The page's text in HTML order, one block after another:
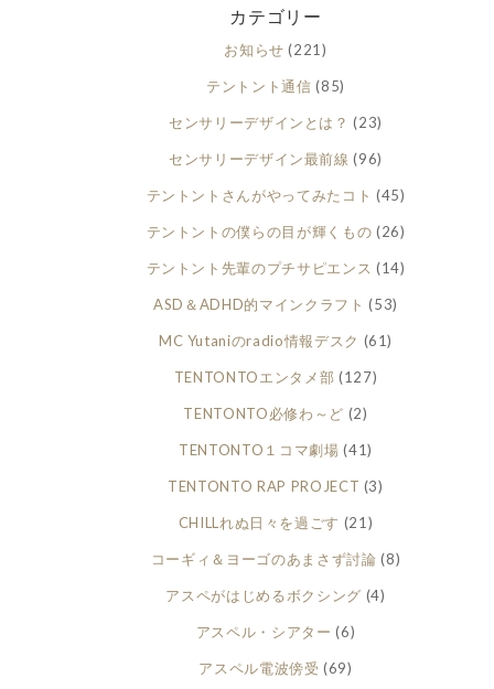
カテゴリー
お知らせ (221)
テントント通信 (85)
センサリーデザインとは？ (23)
センサリーデザイン最前線 (96)
テントントさんがやってみたコト (45)
テントントの僕らの目が輝くもの (26)
テントント先輩のプチサピエンス (14)
ASD＆ADHD的マインクラフト (53)
MC Yutaniのradio情報デスク (61)
TENTONTOエンタメ部 (127)
TENTONTO必修わ～ど (2)
TENTONTO１コマ劇場 (41)
TENTONTO RAP PROJECT (3)
CHILLれぬ日々を過ごす (21)
コーギィ＆ヨーゴのあまさず討論 (8)
アスペがはじめるボクシング (4)
アスペル・シアター (6)
アスペル電波傍受 (69)